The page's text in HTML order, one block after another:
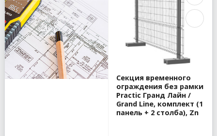
Секция временного
ограждения без рамки
Practic Гранд Лайн /
Grand Line, комплект (1
панель + 2 столба), Zn